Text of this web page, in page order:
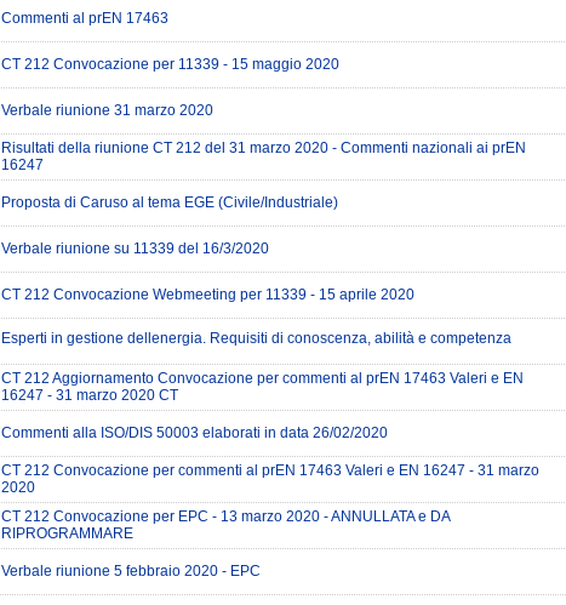
Commenti al prEN 17463
CT 212 Convocazione per 11339 - 15 maggio 2020
Verbale riunione 31 marzo 2020
Risultati della riunione CT 212 del 31 marzo 2020 - Commenti nazionali ai prEN
16247
Proposta di Caruso al tema EGE (Civile/Industriale)
Verbale riunione su 11339 del 16/3/2020
CT 212 Convocazione Webmeeting per 11339 - 15 aprile 2020
Esperti in gestione dellenergia. Requisiti di conoscenza, abilità e competenza
CT 212 Aggiornamento Convocazione per commenti al prEN 17463 Valeri e EN
16247 - 31 marzo 2020 CT
Commenti alla ISO/DIS 50003 elaborati in data 26/02/2020
CT 212 Convocazione per commenti al prEN 17463 Valeri e EN 16247 - 31 marzo
2020
CT 212 Convocazione per EPC - 13 marzo 2020 - ANNULLATA e DA
RIPROGRAMMARE
Verbale riunione 5 febbraio 2020 - EPC